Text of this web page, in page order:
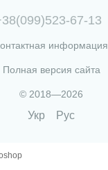
67-13
информация
Полная версия сайта
© 2018—2026
Укр Рус